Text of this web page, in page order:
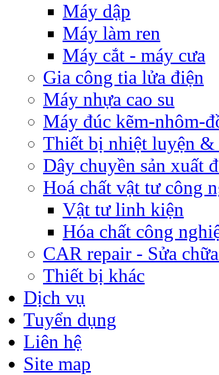
Máy dập
Máy làm ren
Máy cắt - máy cưa
Gia công tia lửa điện
Máy nhựa cao su
Máy đúc kẽm-nhôm-
Thiết bị nhiệt luyện
Dây chuyền sản xuất
Hoá chất vật tư công
Vật tư linh kiện
Hóa chất công
CAR repair - Sửa
Thiết bị khác
Dịch vụ
Tuyển dụng
Liên hệ
Site map